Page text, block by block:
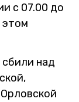
с 07.00 до
этом
над